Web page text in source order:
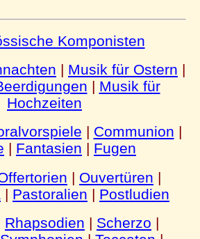
Komponisten
| Musik für Ostern |
| Musik für
Hochzeiten
| Communion |
| Fantasien | Fugen
| Ouvertüren |
| Pastoralien | Postludien
Rhapsodien | Scherzo |